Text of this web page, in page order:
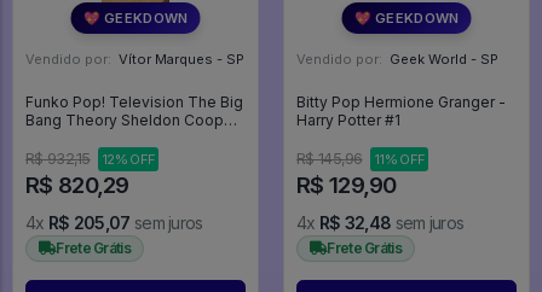
💖 GEEKDOWN
Vendido por: Vítor Marques - SP
Funko Pop! Television The Big
Bang Theory Sheldon Cooper
R$ 932,15 12% OFF
R$ 820,29
4x R$ 205,07 sem juros
Frete Grátis
💖 GEEKDOWN
Vendido por: Geek World - SP
Bitty Pop Hermione Granger -
Harry Potter #1
R$ 145,96 11% OFF
R$ 129,90
4x R$ 32,48 sem juros
Frete Grátis